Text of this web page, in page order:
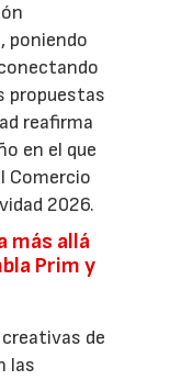
poniendo
propuestas
reafirma
en el que
Comercio
2026.
más allá
Prim y
de
las